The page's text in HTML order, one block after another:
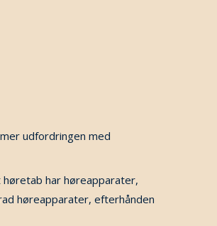
udfordringen med
har høreapparater,
høreapparater, efterhånden